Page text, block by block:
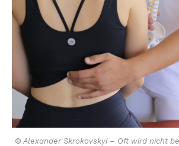
© Alexander Skrokovskyi – Oft wird nicht